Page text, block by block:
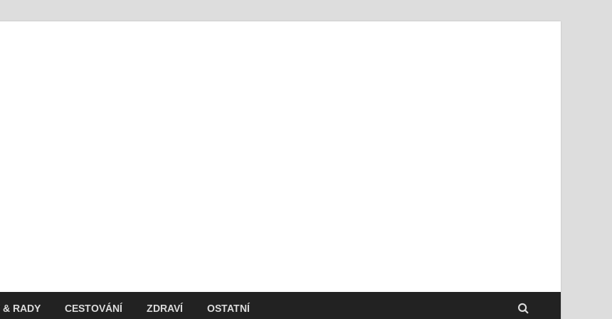
& RADY CESTOVÁNÍ ZDRAVÍ OSTATNÍ